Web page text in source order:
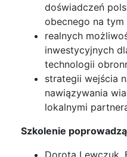
doświadczeń
obecnego na tym
realnych
inwestycyjnych
technologii
strategii wejścia
nawiązywania
lokalnymi
Szkolenie